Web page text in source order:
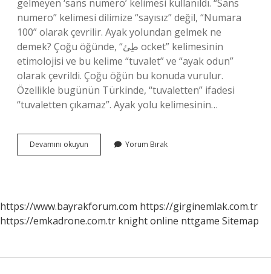
gelmeyen ‘sans numero’ kelimesi kullanıldı. “Sans
numero” kelimesi dilimize “sayısız” değil, “Numara
100” olarak çevrilir. Ayak yolundan gelmek ne
demek? Çoğu öğünde, “طِئ ocket” kelimesinin
etimolojisi ve bu kelime “tuvalet” ve “ayak odun”
olarak çevrildi. Çoğu öğün bu konuda vurulur.
Özellikle bugünün Türkinde, “tuvaletten” ifadesi
“tuvaletten çıkamaz”. Ayak yolu kelimesinin…
Devamını okuyun
Ayak
Yorum Bırak
https://www.bayrakforum.com https://girginemlak.com.tr
https://emkadrone.com.tr knight online nttgame Sitemap